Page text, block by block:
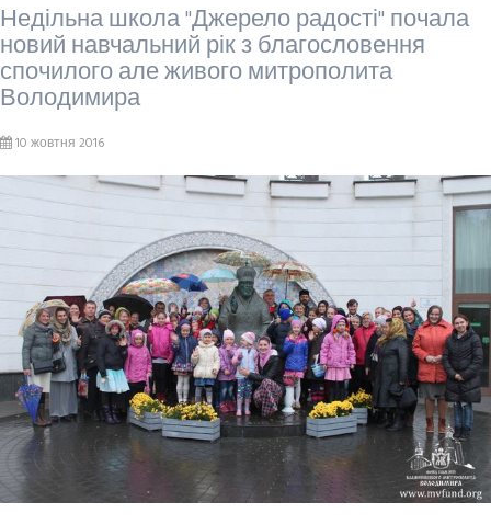
Недільна школа "Джерело радості" почала
новий навчальний рік з благословення
спочилого але живого митрополита
Володимира
10 жовтня 2016